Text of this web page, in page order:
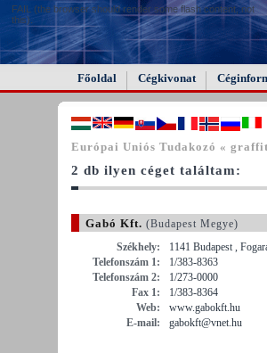
FAIL (the browser should render some flash content, not
this).
Főoldal Cégkivonat
Európai Uniós Tudakozó «
2 db ilyen céget találtam:
Gabó Kft. (Budapest Megye)
Székhely:
1141 Budapest ,
Telefonszám 1:
1/383-8363
Telefonszám 2:
1/273-0000
Fax 1:
1/383-8364
Web:
www.gabokft.hu
E-mail:
gabokft@vnet.hu